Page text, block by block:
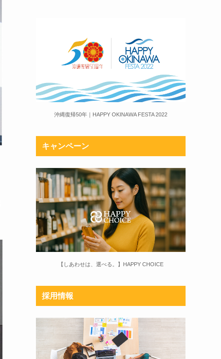
沖縄復帰50年｜HAPPY OKINAWA FESTA 2022
キャンペーン
【しあわせは、選べる。】HAPPY CHOICE
採用情報